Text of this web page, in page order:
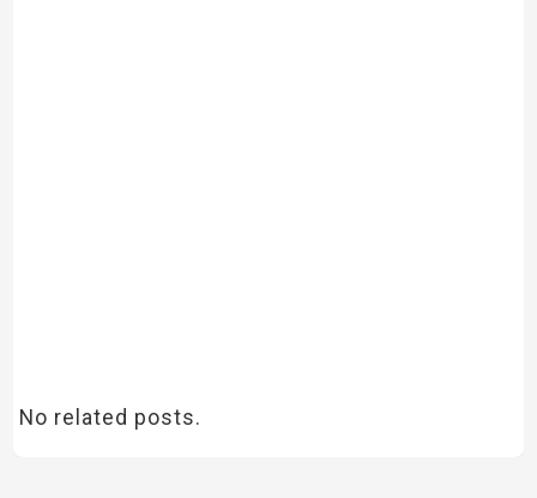
No related posts.